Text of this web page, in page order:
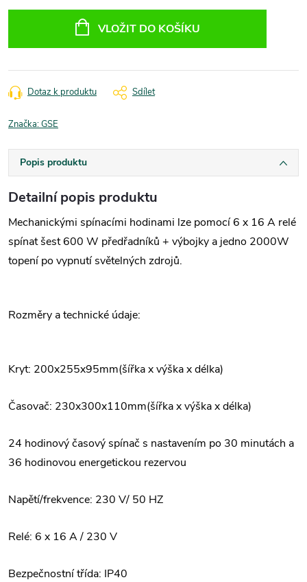
VLOŽIT DO KOŠÍKU
Dotaz k produktu Sdílet
Značka:GSE
Popis produktu
Detailní popis produktu
Mechanickými spínacími hodinami lze pomocí 6 x 16 A relé
spínat šest 600 W předřadníků + výbojky a jedno 2000W
topení po vypnutí světelných zdrojů.
Rozměry a technické údaje:
Kryt: 200x255x95mm(šířka x výška x délka)
Časovač: 230x300x110mm(šířka x výška x délka)
24 hodinový časový spínač s nastavením po 30 minutách a
36 hodinovou energetickou rezervou
Napětí/frekvence: 230 V/ 50 HZ
Relé: 6 x 16 A / 230 V
Bezpečnostní třída: IP40